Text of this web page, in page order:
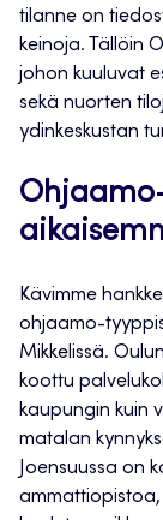
tilanne on
keinoja. Tällöin
johon kuuluvat
sekä nuorten
ydinkeskustan
Kävimme
ohjaamo-
Mikkelissä.
koottu
kaupungin kuin
matalan
Joensuussa on
ammattiopistoa,